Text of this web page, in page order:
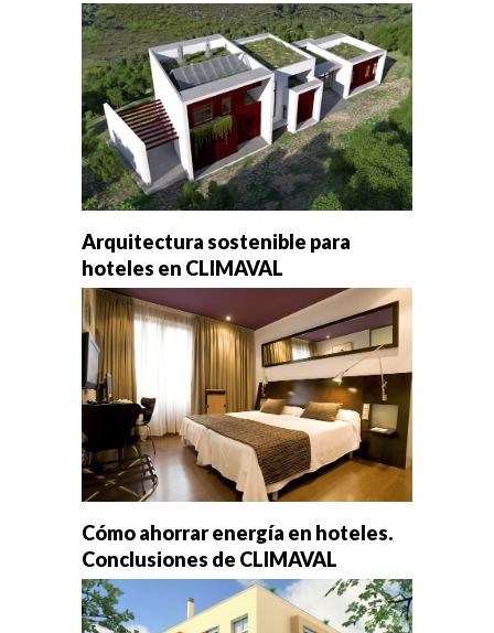
Arquitectura sostenible para
hoteles en CLIMAVAL
Cómo ahorrar energía en hoteles.
Conclusiones de CLIMAVAL